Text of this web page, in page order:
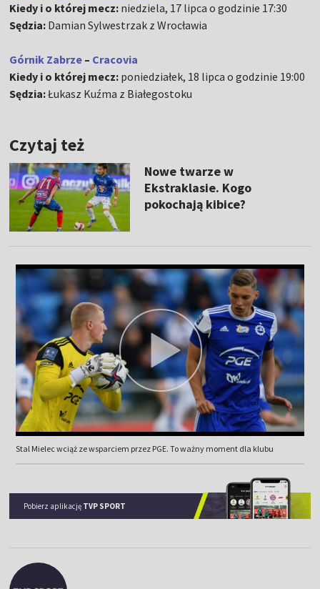
Kiedy i o której mecz: niedziela, 17 lipca o godzinie 17:30
Sędzia: Damian Sylwestrzak z Wrocławia
Górnik Zabrze – Cracovia
Kiedy i o której mecz: poniedziałek, 18 lipca o godzinie 19:00
Sędzia:Łukasz Kuźma z Białegostoku
Czytaj też
Nowe twarze w
Ekstraklasie. Kogo
pokochają kibice?
Stal Mielec wciąż ze wsparciem przez PGE. To ważny moment dla klubu
Pobierz aplikację TVP SPORT